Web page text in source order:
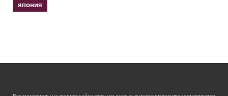
япония